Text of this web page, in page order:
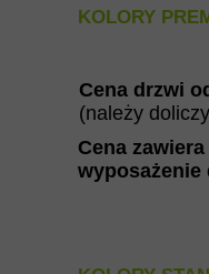
Cena
wyposażenie
Cena drzwi
(należy
KOLORY